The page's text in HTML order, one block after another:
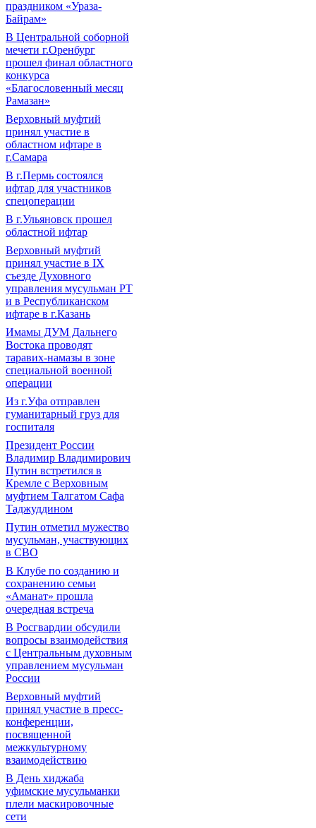
праздником «Ураза-
Байрам»
В Центральной соборной
мечети г.Оренбург
прошел финал областного
конкурса
«Благословенный месяц
Рамазан»
Верховный муфтий
принял участие в
областном ифтаре в
г.Самара
В г.Пермь состоялся
ифтар для участников
спецоперации
В г.Ульяновск прошел
областной ифтар
Верховный муфтий
принял участие в IХ
съезде Духовного
управления мусульман РТ
и в Республиканском
ифтаре в г.Казань
Имамы ДУМ Дальнего
Востока проводят
таравих-намазы в зоне
специальной военной
операции
Из г.Уфа отправлен
гуманитарный груз для
госпиталя
Президент России
Владимир Владимирович
Путин встретился в
Кремле с Верховным
муфтием Талгатом Сафа
Таджуддином
Путин отметил мужество
мусульман, участвующих
в СВО
В Клубе по созданию и
сохранению семьи
«Аманат» прошла
очередная встреча
В Росгвардии обсудили
вопросы взаимодействия
с Центральным духовным
управлением мусульман
России
Верховный муфтий
принял участие в пресс-
конференции,
посвященной
межкультурному
взаимодействию
В День хиджаба
уфимские мусульманки
плели маскировочные
сети